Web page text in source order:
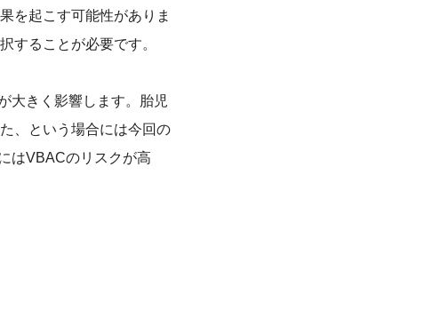
を起こす可能性がありま
することが必要です。
大きく影響します。胎児
、という場合には今回の
はVBACのリスクが高